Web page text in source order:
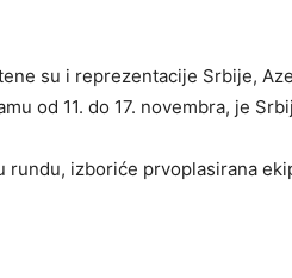
su i reprezentacije Srbije,
od 11. do 17. novembra, je
rundu, izboriće prvoplasirana